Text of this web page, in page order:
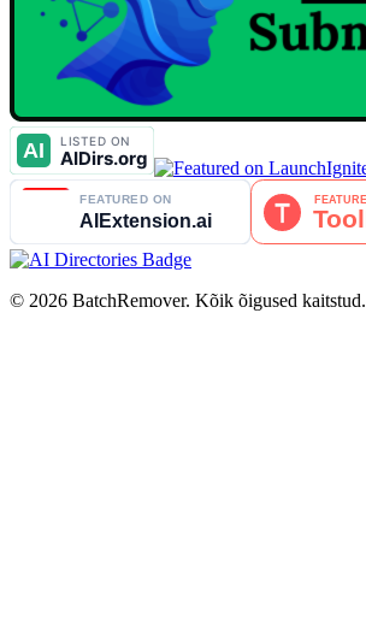
© 2026 BatchRemover. Kõik õigused kaitstud.